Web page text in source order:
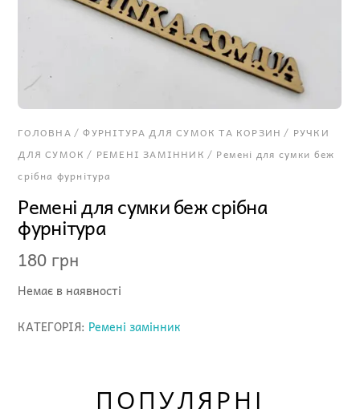
ГОЛОВНА/ФУРНІТУРА ДЛЯ СУМОК ТА КОРЗИН / РУЧКИ
ДЛЯ СУМОК / РЕМЕНІ ЗАМІННИК / Ремені для сумки беж
срібна фурнітура
Ремені для сумки беж срібна
фурнітура
180 грн
Немає в наявності
КАТЕГОРІЯ: Ремені замінник
ПОПУЛЯРНІ